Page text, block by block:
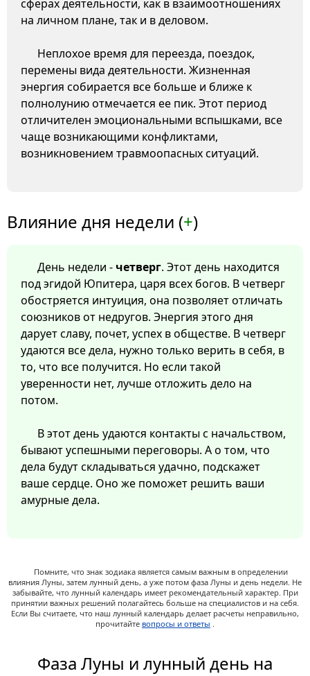
сферах деятельности, как в взаимоотношениях
на личном плане, так и в деловом.
Неплохое время для переезда, поездок,
перемены вида деятельности. Жизненная
энергия собирается все больше и ближе к
полнолунию отмечается ее пик. Этот период
отличителен эмоциональными вспышками, все
чаще возникающими конфликтами,
возникновением травмоопасных ситуаций.
Влияние дня недели (+)
День недели - четверг. Этот день находится
под эгидой Юпитера, царя всех богов. В четверг
обостряется интуиция, она позволяет отличать
союзников от недругов. Энергия этого дня
дарует славу, почет, успех в обществе. В четверг
удаются все дела, нужно только верить в себя, в
то, что все получится. Но если такой
уверенности нет, лучше отложить дело на
потом.
В этот день удаются контакты с начальством,
бывают успешными переговоры. А о том, что
дела будут складываться удачно, подскажет
ваше сердце. Оно же поможет решить ваши
амурные дела.
Помните, что знак зодиака является самым важным в определении
влияния Луны, затем лунный день, а уже потом фаза Луны и день недели. Не
забывайте, что лунный календарь имеет рекомендательный характер. При
принятии важных решений полагайтесь больше на специалистов и на себя.
Если Вы считаете, что наш лунный календарь делает расчеты неправильно,
прочитайте вопросы и ответы .
Фаза Луны и лунный день на